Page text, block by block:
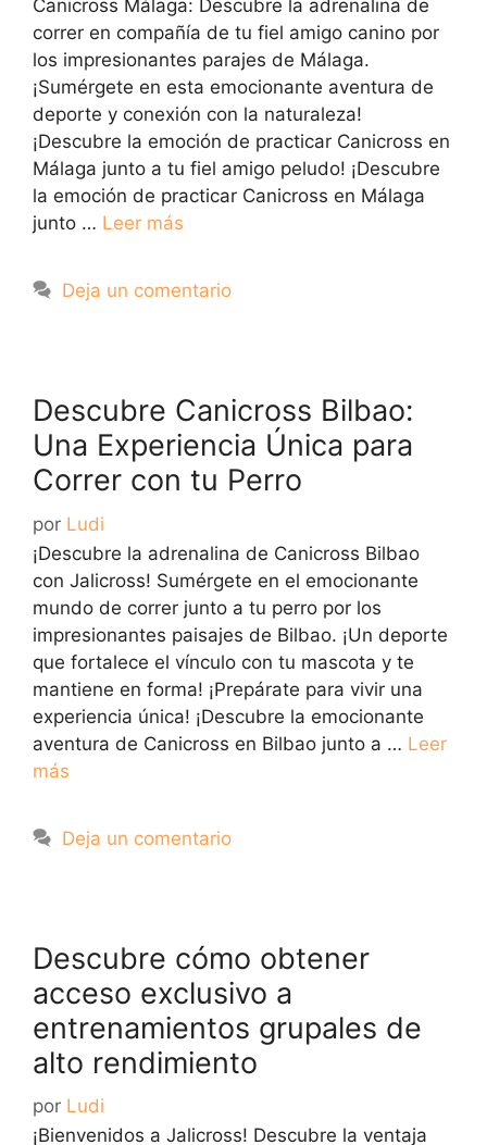
Canicross Málaga: Descubre la adrenalina de
correr en compañía de tu fiel amigo canino por
los impresionantes parajes de Málaga.
¡Sumérgete en esta emocionante aventura de
deporte y conexión con la naturaleza!
¡Descubre la emoción de practicar Canicross en
Málaga junto a tu fiel amigo peludo! ¡Descubre
la emoción de practicar Canicross en Málaga
junto … Leer más
Deja un comentario
Descubre Canicross Bilbao:
Una Experiencia Única para
Correr con tu Perro
por Ludi
¡Descubre la adrenalina de Canicross Bilbao
con Jalicross! Sumérgete en el emocionante
mundo de correr junto a tu perro por los
impresionantes paisajes de Bilbao. ¡Un deporte
que fortalece el vínculo con tu mascota y te
mantiene en forma! ¡Prepárate para vivir una
experiencia única! ¡Descubre la emocionante
aventura de Canicross en Bilbao junto a … Leer
más
Deja un comentario
Descubre cómo obtener
acceso exclusivo a
entrenamientos grupales de
alto rendimiento
por Ludi
¡Bienvenidos a Jalicross! Descubre la ventaja